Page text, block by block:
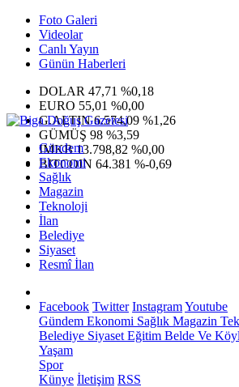
Foto Galeri
Videolar
Canlı Yayın
Günün Haberleri
DOLAR 47,71 %0,18
EURO 55,01 %0,00
G.ALTIN6.574,09 %1,26
GÜMÜŞ 98 %3,59
IMKB13.798,82 %0,00
BITCOIN 64.381 %-0,69
Gündem
Ekonomi
Sağlık
Magazin
Teknoloji
İlan
Belediye
Siyaset
Resmî İlan
Facebook Twitter InstagramYoutube
Gündem Ekonomi Sağlık Magazin
Belediye Siyaset Eğitim Belde Ve
Yaşam
Spor
Künye İletişim RSS